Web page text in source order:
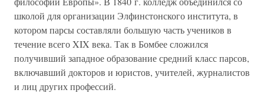
школой для организации Элфинстонского института, в
котором парсы составляли большую часть учеников в
течение всего XIX века. Так в Бомбее сложился
получивший западное образование средний класс парсов,
включавший докторов и юристов, учителей, журналистов
и лиц других профессий.